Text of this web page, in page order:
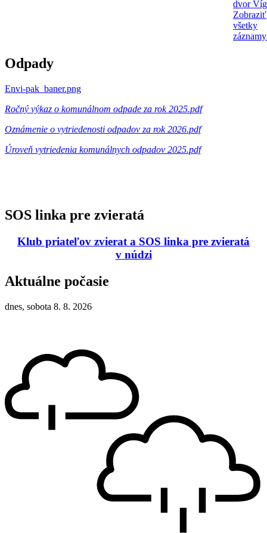
dvor
Zobraziť
všetky
Odpady
Envi-pak_baner.png
Ročný výkaz o komunálnom odpade za rok 2025.pdf
Oznámenie o vytriedenosti odpadov za rok 2026.pdf
Úroveň vytriedenia komunálnych odpadov 2025.pdf
SOS linka pre zvieratá
Klub priateľov zvierat a SOS linka pre zvieratá
v núdzi
Aktuálne počasie
dnes, sobota 8. 8. 2026